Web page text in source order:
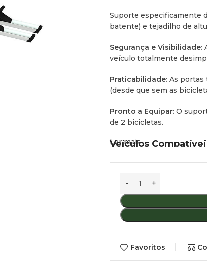
Suporte especificamente
batente) e tejadilho de
Segurança e Visibilidade:
veículo totalmente
Praticabilidade: As portas
(desde que sem as
Pronto a Equipar: O
de 2 bicicletas.
Veículos
Renault Trafic II / Opel
Renault Trafic III / Nissan
Opel Vivaro B(2014 –
Especificações
Ler mais
Favoritos